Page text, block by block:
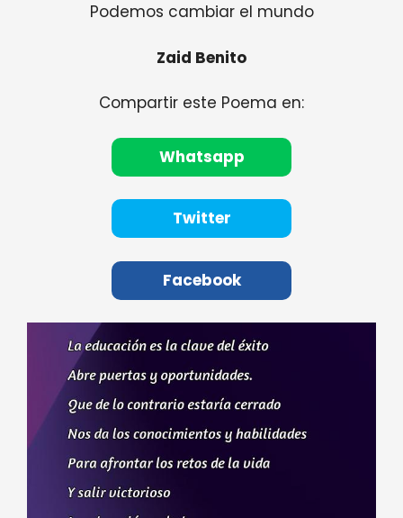
Podemos cambiar el mundo
Zaid Benito
Compartir este Poema en:
Whatsapp
Twitter
Facebook